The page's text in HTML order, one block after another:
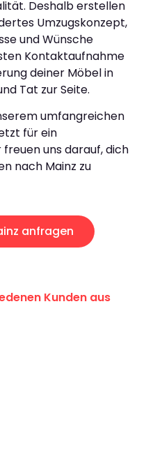
Deshalb erstellen
Umzugskonzept,
und Wünsche
Kontaktaufnahme
deiner Möbel in
Tat zur Seite.
umfangreichen
für ein
uns darauf, dich
nach Mainz zu
anfragen
Kunden aus